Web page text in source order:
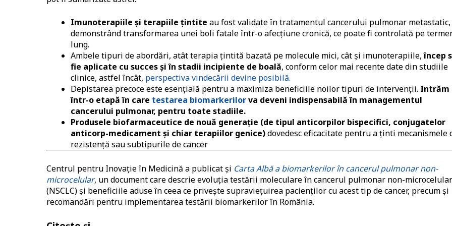
Imunoterapiile și terapiile țintite au fost validate în tratamentul cancerului pulmonar metastatic,
demonstrând transformarea unei boli fatale într-o afecțiune cronică, ce poate fi controlată pe
lung.
Ambele tipuri de abordări, atât terapia țintită bazată pe molecule mici, cât și imunoterapiile,încep
fie aplicate cu succes și în stadii incipiente de boală, conform celor mai recente date din studiile
clinice, astfel încât, perspectiva vindecării devine posibilă.
Depistarea precoce este esențială pentru a maximiza beneficiile noilor tipuri de intervenții. Intrăm
într-o etapă în care testarea biomarkerilorva deveni indispensabilă în managementul
cancerului pulmonar, pentru toate stadiile.
Produsele biofarmaceutice de nouă generație (de tipul anticorpilor bispecifici, conjugatelor
anticorp-medicament și chiar terapiilor genice)dovedesc eficacitate pentru a ținti mecanismele
rezistență sau subtipurile de cancer
Centrul pentru Inovație în Medicină a publicat și Carta Albă a biomarkerilor în cancerul pulmonar non-
microcelular, un document care descrie evoluția testării moleculare în cancerul pulmonar non-microcelular
(NSCLC) și beneficiile aduse în ceea ce privește supraviețuirea pacienților cu acest tip de cancer, precum și
recomandări pentru implementarea testării biomarkerilor în România.